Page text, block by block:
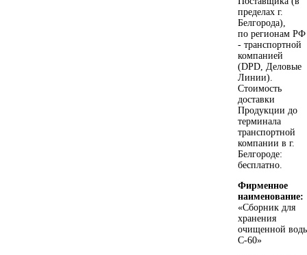
пределах г.
Белгорода),
по регионам РФ
- транспортной
компанией
(DPD, Деловые
Линии).
Стоимость
доставки
Продукции до
терминала
транспортной
компании в г.
Белгороде:
бесплатно.
Фирменное
наименование:
«Сборник для
хранения
очищенной
С-60»